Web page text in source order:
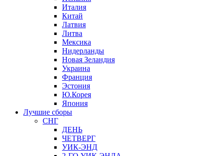
Италия
Китай
Латвия
Литва
Мексика
Нидерланды
Новая Зеландия
Украина
Франция
Эстония
Ю.Корея
Япония
Лучшие сборы
СНГ
ДЕНЬ
ЧЕТВЕРГ
УИК-ЭНД